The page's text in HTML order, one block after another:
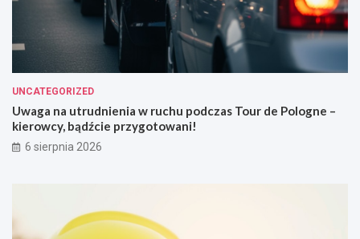
UNCATEGORIZED
Uwaga na utrudnienia w ruchu podczas Tour de Pologne –
kierowcy, bądźcie przygotowani!
6 sierpnia 2026